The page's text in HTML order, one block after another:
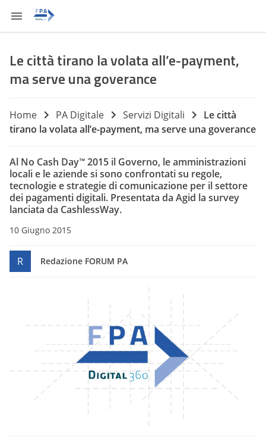
Le città tirano la volata all’e-payment,
ma serve una goverance
Home PA Digitale Servizi Digitali
Le città
tirano la volata all’e-payment, ma serve una goverance
Al No Cash Day™ 2015 il Governo, le amministrazioni
locali e le aziende si sono confrontati su regole,
tecnologie e strategie di comunicazione per il settore
dei pagamenti digitali. Presentata da Agid la survey
lanciata da CashlessWay.
10 Giugno 2015
R Redazione FORUM PA